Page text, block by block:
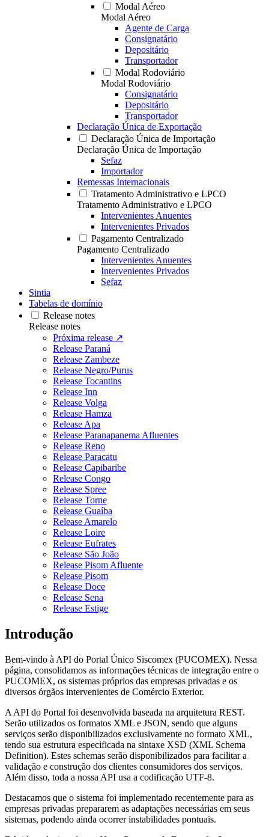
Modal Aéreo
Modal Aéreo
Agente de Carga
Consignatário
Depositário
Transportador
Modal Rodoviário
Modal Rodoviário
Consignatário
Depositário
Transportador
Declaração Única de Exportação
Declaração Única de Importação
Declaração Única de Importação
Sefaz
Importador
Remessas Internacionais
Tratamento Administrativo e LPCO
Tratamento Administrativo e LPCO
Intervenientes Anuentes
Intervenientes Privados
Pagamento Centralizado
Pagamento Centralizado
Intervenientes Anuentes
Intervenientes Privados
Sefaz
Sintia
Tabelas de domínio
Release notes
Release notes
Próxima release ↗
Release Paraná
Release Zambeze
Release Negro/Purus
Release Tocantins
Release Inn
Release Volga
Release Hamza
Release Apa
Release Paranapanema Afluentes
Release Reno
Release Paracatu
Release Capibaribe
Release Congo
Release Spree
Release Torne
Release Guaíba
Release Amarelo
Release Loire
Release Eufrates
Release São João
Release Pisom Afluente
Release Pisom
Release Doce
Release Sena
Release Estige
Introdução
Bem-vindo à API do Portal Único Siscomex (PUCOMEX). Nessa
página, consolidamos as informações técnicas de integração entre o
PUCOMEX, os sistemas próprios das empresas privadas e os
diversos órgãos intervenientes de Comércio Exterior.
A API do Portal foi desenvolvida baseada na arquitetura REST.
Serão utilizados os formatos XML e JSON, sendo que alguns
serviços serão disponibilizados exclusivamente no formato XML,
tendo sua estrutura especificada na sintaxe XSD (XML Schema
Definition). Estes schemas serão disponibilizados para facilitar a
validação e construção dos clientes consumidores dos serviços.
Além disso, toda a nossa API usa a codificação UTF-8.
Destacamos que o sistema foi implementado recentemente para as
empresas privadas prepararem as adaptações necessárias em seus
sistemas, podendo ainda ocorrer instabilidades pontuais.